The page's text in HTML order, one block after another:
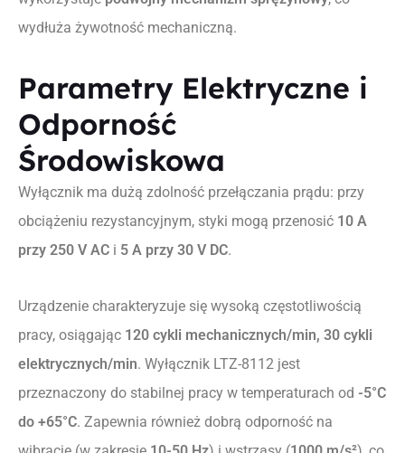
wydłuża żywotność mechaniczną.
Parametry Elektryczne i
Odporność
Środowiskowa
Wyłącznik ma dużą zdolność przełączania prądu: przy
obciążeniu rezystancyjnym, styki mogą przenosić 10 A
przy 250 V AC i 5 A przy 30 V DC.
Urządzenie charakteryzuje się wysoką częstotliwością
pracy, osiągając 120 cykli mechanicznych/min, 30 cykli
elektrycznych/min. Wyłącznik LTZ-8112 jest
przeznaczony do stabilnej pracy w temperaturach od -5°C
do +65°C. Zapewnia również dobrą odporność na